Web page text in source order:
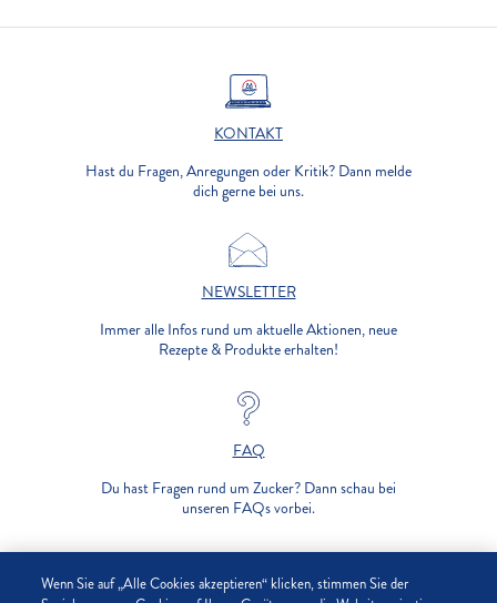
KONTAKT
Hast du Fragen, Anregungen oder Kritik? Dann melde
dich gerne bei uns.
NEWSLETTER
Immer alle Infos rund um aktuelle Aktionen, neue
Rezepte & Produkte erhalten!
FAQ
Du hast Fragen rund um Zucker? Dann schau bei
unseren FAQs vorbei.
UNTERNEHMEN
Wenn Sie auf „Alle Cookies akzeptieren“ klicken, stimmen Sie der